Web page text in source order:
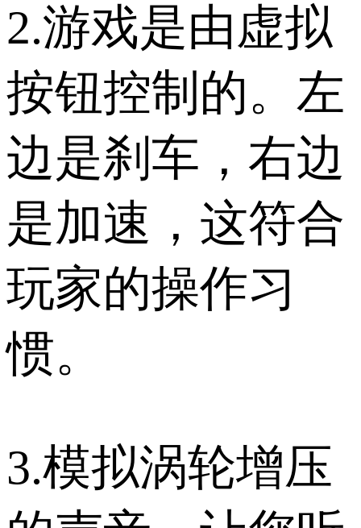
2.游戏是由虚拟
按钮控制的。左
边是刹车，右边
是加速，这符合
玩家的操作习
惯。
3.模拟涡轮增压